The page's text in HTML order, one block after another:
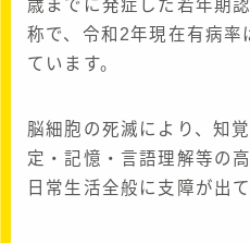
歳までに発症した若年期
称で、令和2年現在有病
ています。
脳細胞の死滅により、知
定・記憶・言語理解等の
日常生活全般に支障が出